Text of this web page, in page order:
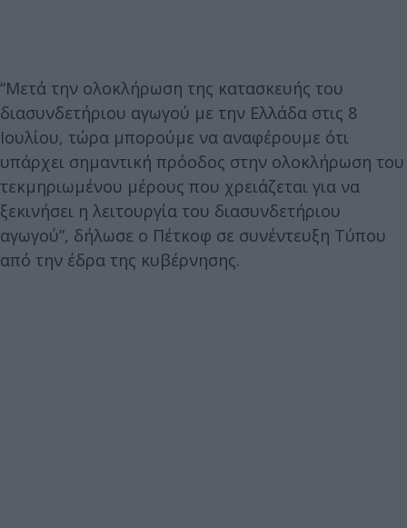
“Μετά την ολοκλήρωση της κατασκευής του
διασυνδετήριου αγωγού με την Ελλάδα στις 8
Ιουλίου, τώρα μπορούμε να αναφέρουμε ότι
υπάρχει σημαντική πρόοδος στην ολοκλήρωση του
τεκμηριωμένου μέρους που χρειάζεται για να
ξεκινήσει η λειτουργία του διασυνδετήριου
αγωγού”, δήλωσε ο Πέτκοφ σε συνέντευξη Τύπου
από την έδρα της κυβέρνησης.